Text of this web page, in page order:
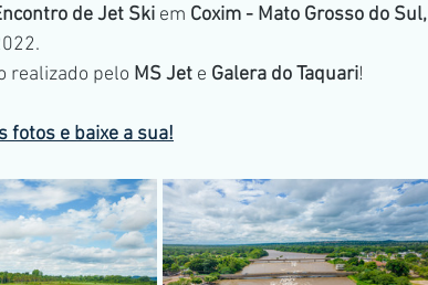
Inspeção aérea Seriado Pantanal
de Jet Ski em Coxim - Mato Grosso do Sul,
realizado pelo MS Jet e Galera do Taquari!
fotos e baixe a sua!